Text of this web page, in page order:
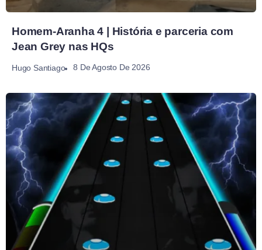
Homem-Aranha 4 | História e parceria com
Jean Grey nas HQs
Hugo Santiago 8 De Agosto De 2026